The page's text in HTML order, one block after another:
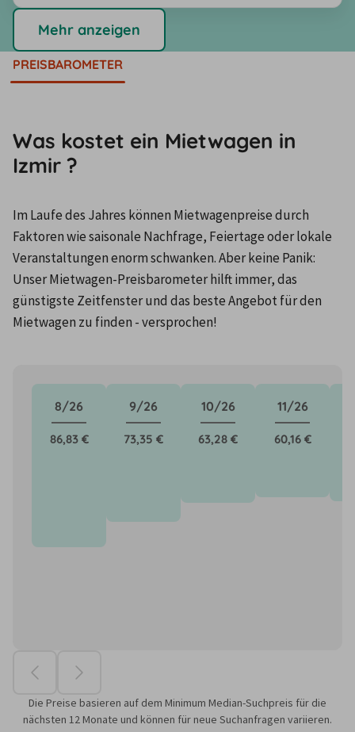
Mehr anzeigen
PREISBAROMETER
Was kostet ein Mietwagen in
Izmir ?
Im Laufe des Jahres können Mietwagenpreise durch
Faktoren wie saisonale Nachfrage, Feiertage oder lokale
Veranstaltungen enorm schwanken. Aber keine Panik:
Unser Mietwagen-Preisbarometer hilft immer, das
günstigste Zeitfenster und das beste Angebot für den
Mietwagen zu finden - versprochen!
8/26
86,83 €
9/26
73,35 €
10/26
63,28 €
11/26
60,16 €
Die Preise basieren auf dem Minimum Median-Suchpreis für die
nächsten 12 Monate und können für neue Suchanfragen variieren.